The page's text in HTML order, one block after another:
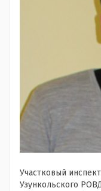
Участковый
Узункольского